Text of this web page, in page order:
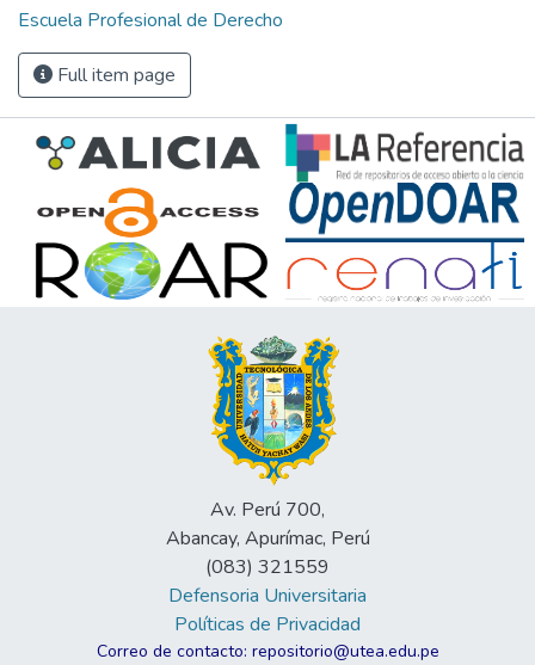
Escuela Profesional de Derecho
Full item page
Av. Perú 700,
Abancay, Apurímac, Perú
(083) 321559
Defensoria Universitaria
Políticas de Privacidad
Correo de contacto: repositorio@utea.edu.pe